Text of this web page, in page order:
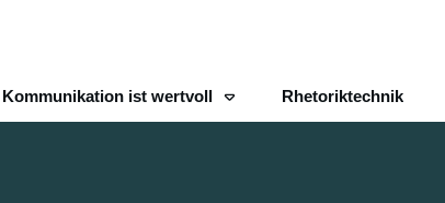
Kommunikation ist wertvoll Rhetoriktechnik